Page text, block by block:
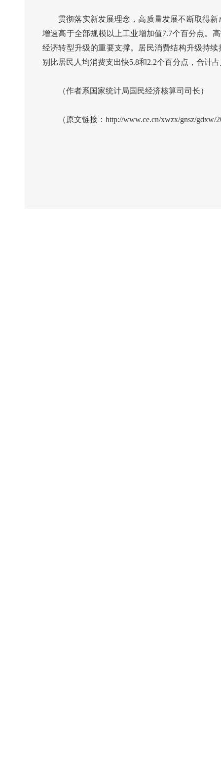
贯彻落实新发展理念，高质量发展不断取得
增速高于全部规模以上工业增加值7.7个百分点。
经济转型升级的重要支撑。居民消费结构升级持
别比居民人均消费支出快5.8和2.2个百分点，合计
（作者系国家统计局国民经济核算司司长）
（原文链接：http://www.ce.cn/xwzx/gnsz/gdxw/